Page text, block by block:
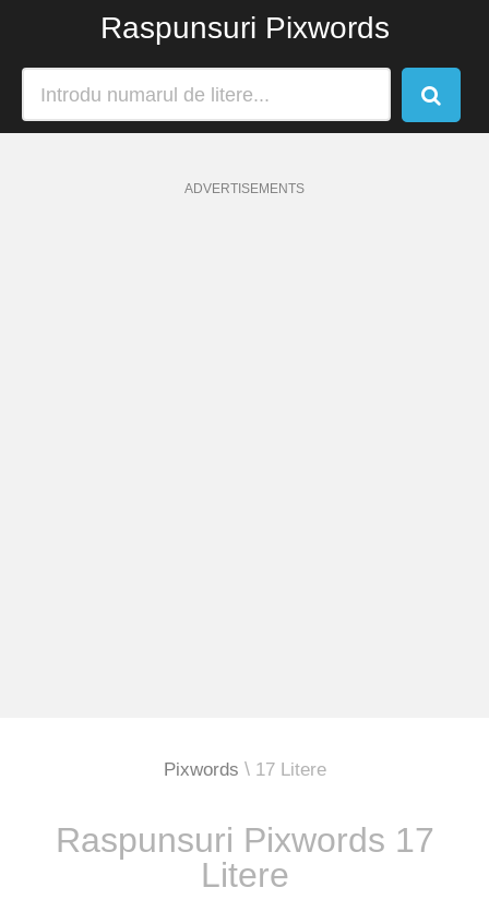
Raspunsuri Pixwords
ADVERTISEMENTS
Pixwords 17 Litere
Raspunsuri Pixwords 17
Litere